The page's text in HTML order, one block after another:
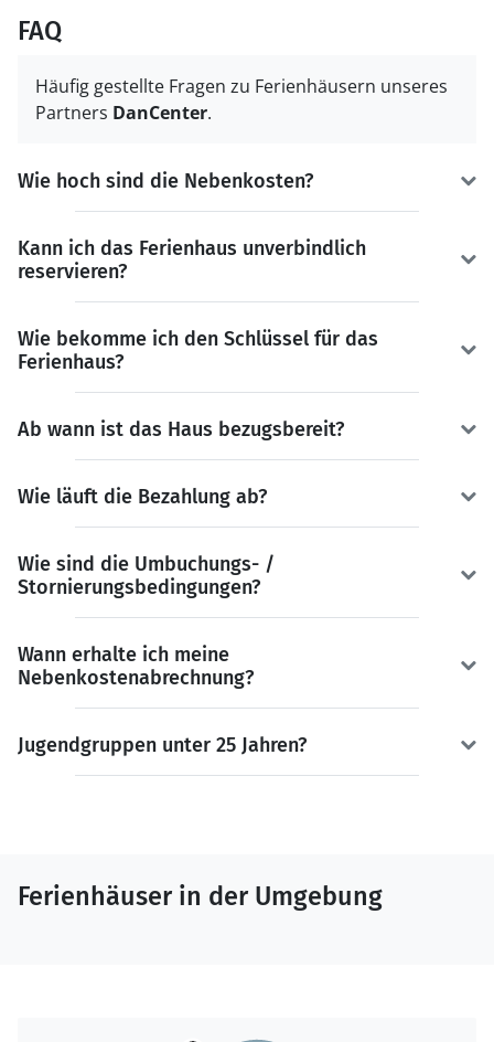
FAQ
Häufig gestellte Fragen zu Ferienhäusern unseres
Partners DanCenter.
Wie hoch sind die Nebenkosten?
Kann ich das Ferienhaus unverbindlich
reservieren?
Wie bekomme ich den Schlüssel für das
Ferienhaus?
Ab wann ist das Haus bezugsbereit?
Wie läuft die Bezahlung ab?
Wie sind die Umbuchungs- /
Stornierungsbedingungen?
Wann erhalte ich meine
Nebenkostenabrechnung?
Jugendgruppen unter 25 Jahren?
Ferienhäuser in der Umgebung